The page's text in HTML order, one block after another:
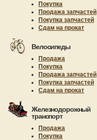
Покупка
Продажа запчастей
Покупка запчастей
Сдам на прокат
Велосипеды
Продажа
Покупка
Продажа запчастей
Покупка запчастей
Сдам на прокат
Железнодорожный
транспорт
Продажа
Покупка